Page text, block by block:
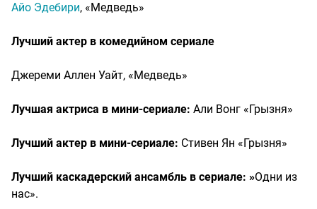
Айо Эдебири, «Медведь»
Лучший актер в комедийном сериале
Джереми Аллен Уайт, «Медведь»
Лучшая актриса в мини-сериале: Али Вонг «Грызня»
Лучший актер в мини-сериале: Стивен Ян «Грызня»
Лучший каскадерский ансамбль в сериале: »Одни из
нас».